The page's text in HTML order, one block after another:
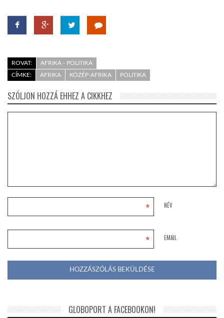
ROVAT:
AFRIKA - POLITIKA
CÍMKE:
AFRIKA KÖZÉP-AFRIKA POLITIKA
SZÓLJON HOZZÁ EHHEZ A CIKKHEZ
NÉV
*
EMAIL
*
GLOBOPORT A FACEBOOKON!